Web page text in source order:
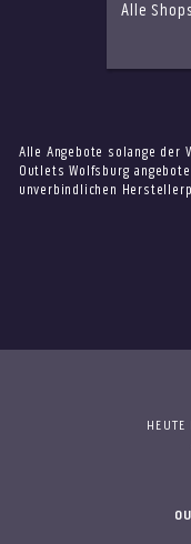
Alle
Alle Angebote solange der
Outlets Wolfsburg
unverbindlichen